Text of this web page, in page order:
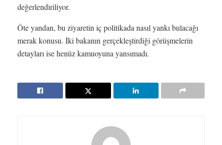
değerlendiriliyor.
Öte yandan, bu ziyaretin iç politikada nasıl yankı bulacağı
merak konusu. İki bakanın gerçekleştirdiği görüşmelerin
detayları ise henüz kamuoyuna yansımadı.